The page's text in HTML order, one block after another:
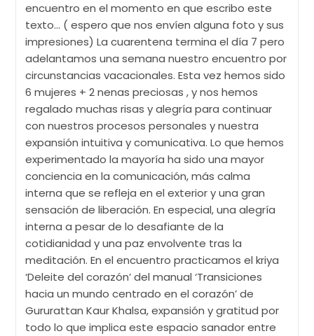
encuentro en el momento en que escribo este
texto... ( espero que nos envíen alguna foto y sus
impresiones) La cuarentena termina el día 7 pero
adelantamos una semana nuestro encuentro por
circunstancias vacacionales. Esta vez hemos sido
6 mujeres + 2 nenas preciosas , y nos hemos
regalado muchas risas y alegría para continuar
con nuestros procesos personales y nuestra
expansión intuitiva y comunicativa. Lo que hemos
experimentado la mayoría ha sido una mayor
conciencia en la comunicación, más calma
interna que se refleja en el exterior y una gran
sensación de liberación. En especial, una alegría
interna a pesar de lo desafiante de la
cotidianidad y una paz envolvente tras la
meditación. En el encuentro practicamos el kriya
‘Deleite del corazón’ del manual ‘Transiciones
hacia un mundo centrado en el corazón’ de
Gururattan Kaur Khalsa, expansión y gratitud por
todo lo que implica este espacio sanador entre